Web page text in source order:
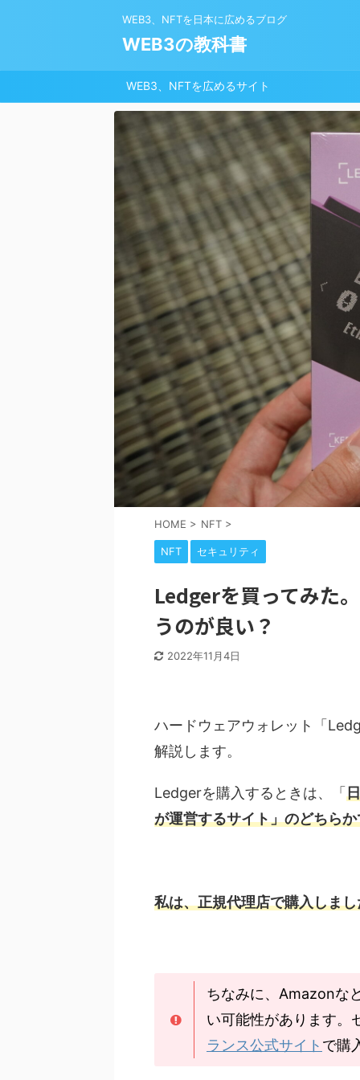
WEB3、NFTを日本に広めるブログ
WEB3の教科書
WEB3、NFTを広めるサイト
HOME > NFT >
NFT セキュリティ
Ledgerを買ってみた
うのが良い？
2022年11月4日
ハードウェアウォレット「
解説します。
Ledgerを購入するときは、「
が運営するサイト」のどちら
私は、正規代理店で購入しま
ちなみに、Amazonな
い可能性があります。
ランス公式サイト で購